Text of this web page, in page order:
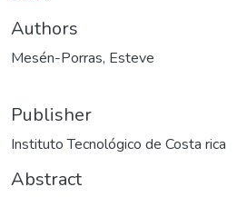
Authors
Mesén-Porras, Esteve
Publisher
Instituto Tecnológico de Costa rica
Abstract